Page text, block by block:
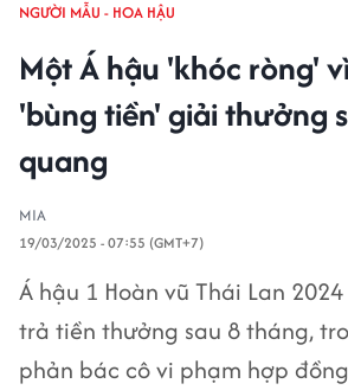
NGƯỜI MẪU - HOA HẬU
Một Á hậu 'khóc ròng'
'bùng tiền' giải thưởng
quang
MIA
19/03/2025 - 07:55 (GMT+7)
Á hậu 1 Hoàn vũ Thái Lan
trả tiền thưởng sau 8 tháng,
phản bác cô vi phạm hợp